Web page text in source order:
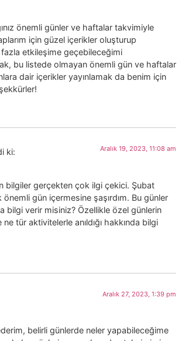
önemli günler ve haftalar takvimiyle
için güzel içerikler oluşturup
etkileşime geçebileceğimi
bu listede olmayan önemli gün ve haftalar
dair içerikler yayınlamak da benim için
ki: Aralık 19, 2023, 11:08 am
bilgiler gerçekten çok ilgi çekici. Şubat
önemli gün içermesine şaşırdım. Bu günler
bilgi verir misiniz? Özellikle özel günlerin
ne tür aktivitelerle anıldığı hakkında bilgi
Aralık 27, 2023, 1:39 pm
belirli günlerde neler yapabileceğime